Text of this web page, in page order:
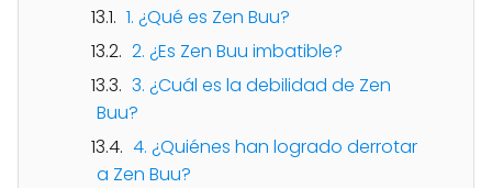
1. ¿Qué es Zen Buu?
2. ¿Es Zen Buu imbatible?
3. ¿Cuál es la debilidad de Zen
Buu?
4. ¿Quiénes han logrado derrotar
a Zen Buu?